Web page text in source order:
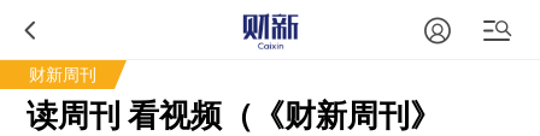
财新周刊
读周刊 看视频（《财新周刊》